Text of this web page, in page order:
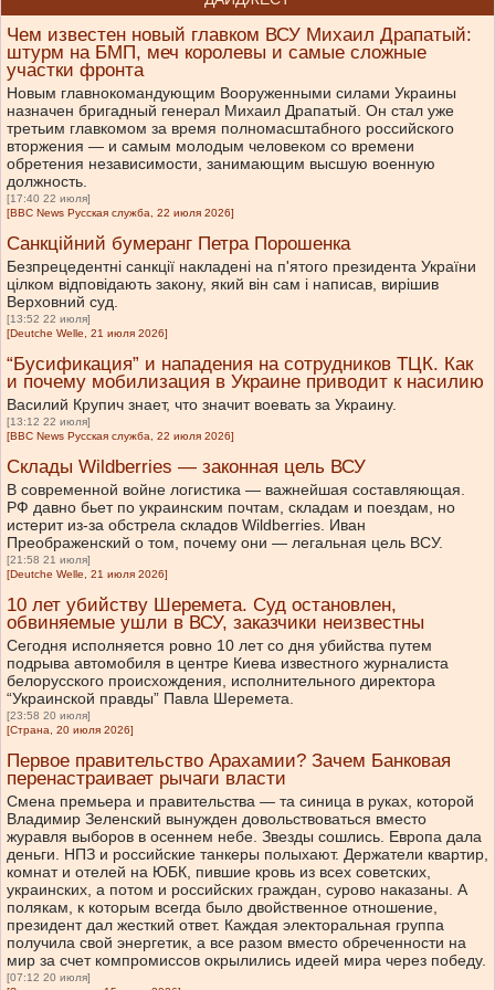
Чем известен новый главком ВСУ Михаил Драпатый:
штурм на БМП, меч королевы и самые сложные
участки фронта
Новым главнокомандующим Вооруженными силами Украины
назначен бригадный генерал Михаил Драпатый. Он стал уже
третьим главкомом за время полномасштабного российского
вторжения — и самым молодым человеком со времени
обретения независимости, занимающим высшую военную
должность.
[17:40 22 июля]
[BBC News Русская служба, 22 июля 2026]
Санкційний бумеранг Петра Порошенка
Безпрецедентні санкції накладені на п'ятого президента України
цілком відповідають закону, який він сам і написав, вирішив
Верховний суд.
[13:52 22 июля]
[Deutche Welle, 21 июля 2026]
“Бусификация” и нападения на сотрудников ТЦК. Как
и почему мобилизация в Украине приводит к насилию
Василий Крупич знает, что значит воевать за Украину.
[13:12 22 июля]
[BBC News Русская служба, 22 июля 2026]
Склады Wildberries — законная цель ВСУ
В современной войне логистика — важнейшая составляющая.
РФ давно бьет по украинским почтам, складам и поездам, но
истерит из-за обстрела складов Wildberries. Иван
Преображенский о том, почему они — легальная цель ВСУ.
[21:58 21 июля]
[Deutche Welle, 21 июля 2026]
10 лет убийству Шеремета. Суд остановлен,
обвиняемые ушли в ВСУ, заказчики неизвестны
Сегодня исполняется ровно 10 лет со дня убийства путем
подрыва автомобиля в центре Киева известного журналиста
белорусского происхождения, исполнительного директора
“Украинской правды” Павла Шеремета.
[23:58 20 июля]
[Страна, 20 июля 2026]
Первое правительство Арахамии? Зачем Банковая
перенастраивает рычаги власти
Смена премьера и правительства — та синица в руках, которой
Владимир Зеленский вынужден довольствоваться вместо
журавля выборов в осеннем небе. Звезды сошлись. Европа дала
деньги. НПЗ и российские танкеры полыхают. Держатели квартир,
комнат и отелей на ЮБК, пившие кровь из всех советских,
украинских, а потом и российских граждан, сурово наказаны. А
полякам, к которым всегда было двойственное отношение,
президент дал жесткий ответ. Каждая электоральная группа
получила свой энергетик, а все разом вместо обреченности на
мир за счет компромиссов окрылились идеей мира через победу.
[07:12 20 июля]